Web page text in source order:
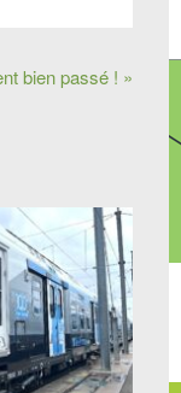
bien passé ! »